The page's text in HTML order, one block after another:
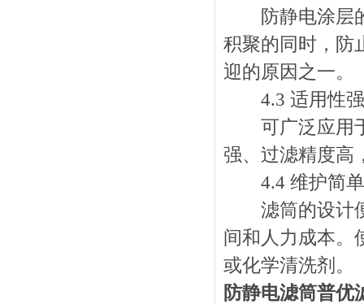
防静电涂层的
积聚的同时，防
迎的原因之一。
4.3 适用性强
可广泛应用于
强、过滤精度高
4.4 维护简单
滤筒的设计便
间和人力成本。
或化学清洗剂。
防静电滤筒普优